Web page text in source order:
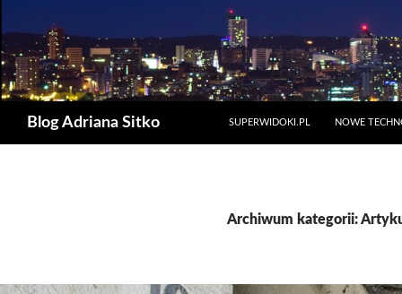
Blog Adriana Sitko
SUPERWIDOKI.PL
NOWE
Archiwum kategorii: